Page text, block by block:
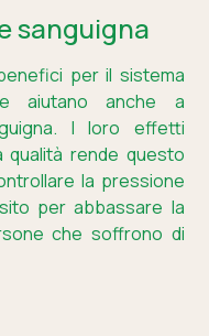
sanguigna
per il sistema
aiutano anche a
I loro effetti
rende questo
la pressione
per abbassare la
che soffrono di